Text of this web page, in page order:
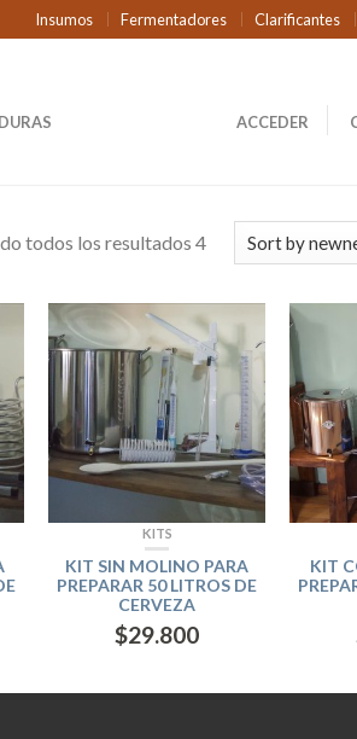
Insumos Fermentadores Clarificantes
ACCEDER
todos los resultados 4
KITS
KIT SIN MOLINO PARA
PREPARAR 50 LITROS DE
CERVEZA
$29.800
KIT